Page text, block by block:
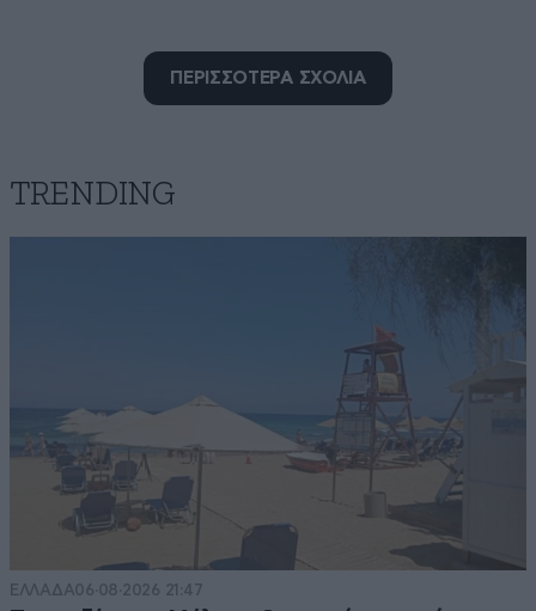
Leonardo999 29·08·2019 19:19
Μπάσα! Στο φούρνο με πατάτες πιο όμορφο ειναι
Πινγκη 29·08·2019 17:48
Δεν έχω δοκιμάσει ποτέ στειρωμένη μπριζόλα. Με
σως δαμάσκηνο θα τα σπάει
ΠΕΡΙΣΣΟΤΕΡΑ ΣΧΟΛΙΑ
TRENDING
ΕΛΛΑΔΑ06·08·2026 21:47